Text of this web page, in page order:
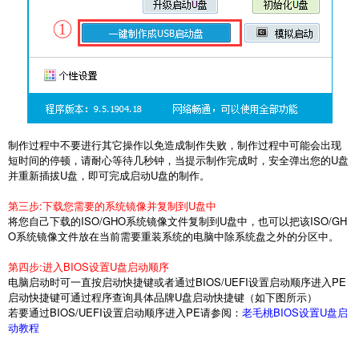
制作过程中不要进行其它操作以免造成制作失败，制作过程中可能会出现
短时间的停顿，请耐心等待几秒钟，当提示制作完成时，安全弹出您的U盘
并重新插拔U盘，即可完成启动U盘的制作。
第三步:下载您需要的系统镜像并复制到U盘中
将您自己下载的ISO/GHO系统镜像文件复制到U盘中，也可以把该ISO/GH
O系统镜像文件放在当前需要重装系统的电脑中除系统盘之外的分区中。
第四步:进入BIOS设置U盘启动顺序
电脑启动时可一直按启动快捷键或者通过BIOS/UEFI设置启动顺序进入PE
启动快捷键可通过程序查询具体品牌U盘启动快捷键（如下图所示）
若要通过BIOS/UEFI设置启动顺序进入PE请参阅： 老毛桃BIOS设置U盘启
动教程